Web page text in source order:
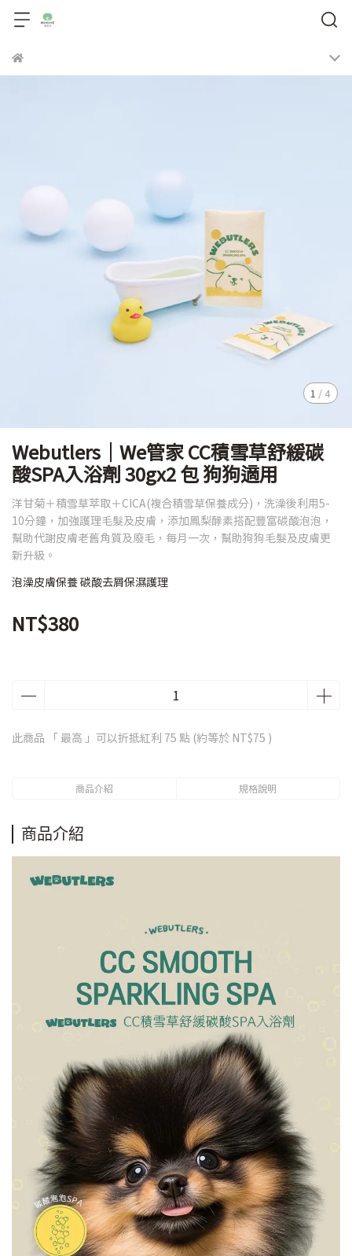
1 / 4
Webutlers｜We管家 CC積雪草舒緩碳
酸SPA入浴劑 30gx2 包 狗狗適用
洋甘菊＋積雪草萃取＋CICA(複合積雪草保養成分)，洗澡後利用5-
10分鐘，加強護理毛髮及皮膚，添加鳳梨酵素搭配豐富碳酸泡泡，
幫助代謝皮膚老舊角質及廢毛，每月一次，幫助狗狗毛髮及皮膚更
新升級。
泡澡皮膚保養 碳酸去屑保濕護理
NT$380
此商品 「 最高 」可以折抵紅利 75 點 (約等於 NT$75 )
商品介紹 規格說明
商品介紹